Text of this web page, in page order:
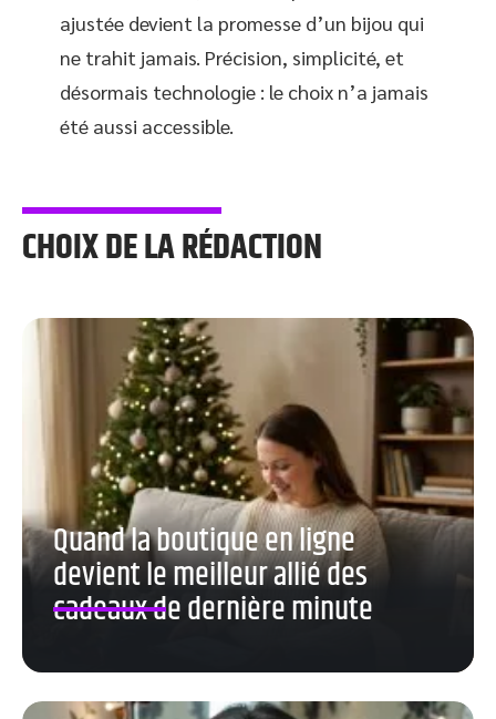
ajustée devient la promesse d’un bijou qui
ne trahit jamais. Précision, simplicité, et
désormais technologie : le choix n’a jamais
été aussi accessible.
CHOIX DE LA RÉDACTION
Quand la boutique en ligne
devient le meilleur allié des
cadeaux de dernière minute